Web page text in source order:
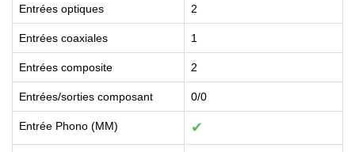
Entrées optiques 2
Entrées coaxiales 1
Entrées composite 2
Entrées/sorties composant 0/0
Entrée Phono (MM) ✔